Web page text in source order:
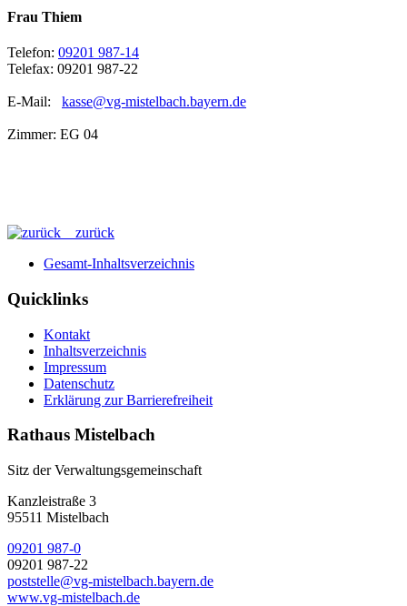
Frau Thiem
Telefon: 09201 987-14
Telefax: 09201 987-22
E-Mail: kasse@vg-mistelbach.bayern.de
Zimmer: EG 04
zurück
Gesamt-Inhaltsverzeichnis
Quicklinks
Kontakt
Inhaltsverzeichnis
Impressum
Datenschutz
Erklärung zur Barrierefreiheit
Rathaus Mistelbach
Sitz der Verwaltungsgemeinschaft
Kanzleistraße 3
95511 Mistelbach
09201 987-0
09201 987-22
poststelle@vg-mistelbach.bayern.de
www.vg-mistelbach.de